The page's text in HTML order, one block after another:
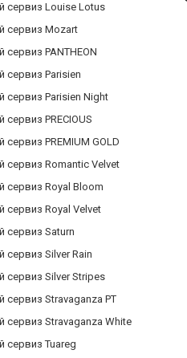
сервиз Louise Lotus
сервиз Mozart
PANTHEON
сервиз Parisien
сервиз Parisien Night
PRECIOUS
PREMIUM GOLD
сервиз Romantic Velvet
сервиз Royal Bloom
сервиз Royal Velvet
сервиз Saturn
сервиз Silver Rain
сервиз Silver Stripes
сервиз Stravaganza PT
сервиз Stravaganza White
сервиз Tuareg